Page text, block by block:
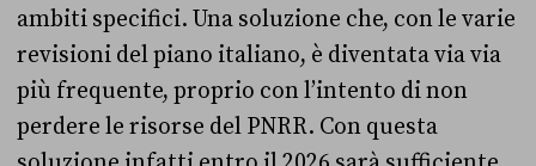
ambiti specifici. Una soluzione che, con le varie
revisioni del piano italiano, è diventata via via
più frequente, proprio con l’intento di non
perdere le risorse del PNRR. Con questa